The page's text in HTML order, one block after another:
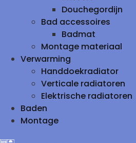
Douchegordijn
Bad accessoires
Badmat
Montage materiaal
Verwarming
Handdoekradiator
Verticale radiatoren
Elektrische radiatoren
Baden
Montage